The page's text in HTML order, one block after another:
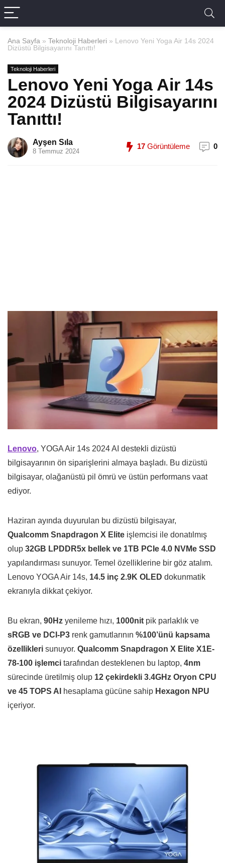
Ana Sayfa » Teknoloji Haberleri » Lenovo Yeni Yoga Air 14s 2024
Dizüstü Bilgisayarını Tanıttı!
Teknoloji Haberleri
Lenovo Yeni Yoga Air 14s
2024 Dizüstü Bilgisayarını
Tanıttı!
Ayşen Sıla
8 Temmuz 2024
17 Görüntüleme 0
Lenovo, YOGA Air 14s 2024 AI destekli dizüstü
bilgisayarının ön siparişlerini almaya başladı. Bu dizüstü
bilgisayar, olağanüstü pil ömrü ve üstün performans vaat
ediyor.
Haziran ayında duyurulan bu dizüstü bilgisayar,
Qualcomm Snapdragon X Elite işlemcisi ile donatılmış
olup 32GB LPDDR5x bellek ve 1TB PCIe 4.0 NVMe SSD
yapılandırması sunuyor. Temel özelliklerine bir göz atalım.
Lenovo YOGA Air 14s, 14.5 inç 2.9K OLED dokunmatik
ekranıyla dikkat çekiyor.
Bu ekran, 90Hz yenileme hızı, 1000nit pik parlaklık ve
sRGB ve DCI-P3 renk gamutlarının %100’ünü kapsama
özellikleri sunuyor. Qualcomm Snapdragon X Elite X1E-
78-100 işlemci tarafından desteklenen bu laptop, 4nm
sürecinde üretilmiş olup 12 çekirdekli 3.4GHz Oryon CPU
ve 45 TOPS AI
hesaplama gücüne sahip Hexagon NPU
içeriyor.